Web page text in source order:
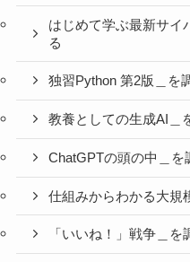
はじめて学ぶ最新サイ
る
独習Python 第2版＿を
教養としての生成AI＿
ChatGPTの頭の中＿を
仕組みからわかる大規
「いいね！」戦争＿を